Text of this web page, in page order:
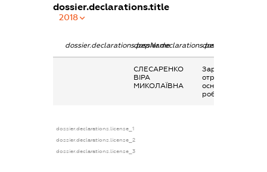
dossier.declarations.title
2018
dossier.declarations.pepNamedossier.declarations.personName
СЛЕСАРЕНКО
ВІРА
МИКОЛАЇВНА
Заробітна плата
отримана за
основним місцем
роботи
dossier.declarations.license_1
dossier.declarations.license_2
dossier.declarations.license_3